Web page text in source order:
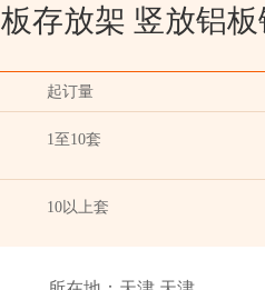
存放架 竖放铝
起订量
1至10套
10以上套